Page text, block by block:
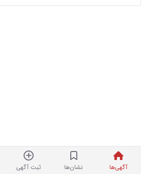
آگهی‌ها نشان‌ها ثبت آگهی